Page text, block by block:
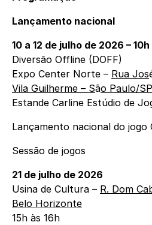
Lançamento nacional
10 a 12 de julho de 2026 –
Diversão Offline (DOFF)
Expo Center Norte – Rua Jos
Vila Guilherme – São Paulo/SP
Estande Carline Estúdio de
Lançamento nacional do jogo
Sessão de jogos
21 de julho de 2026
Usina de Cultura – R. Dom
Belo Horizonte
15h às 16h